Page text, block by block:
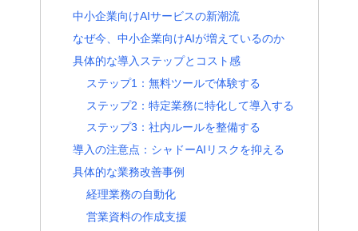
中小企業向けAIサービスの新潮流
なぜ今、中小企業向けAIが増えているのか
具体的な導入ステップとコスト感
ステップ1：無料ツールで体験する
ステップ2：特定業務に特化して導入する
ステップ3：社内ルールを整備する
導入の注意点：シャドーAIリスクを抑える
具体的な業務改善事例
経理業務の自動化
営業資料の作成支援